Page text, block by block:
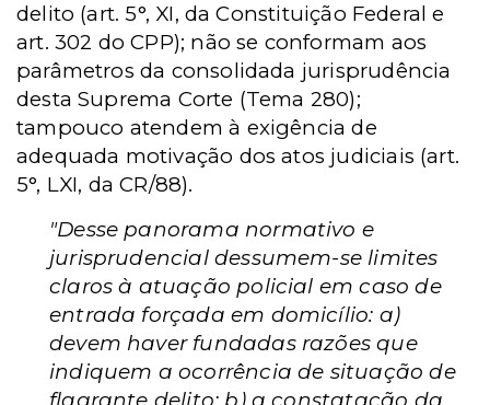
delito (art. 5°, XI, da Constituição Federal e
art. 302 do CPP); não se conformam aos
parâmetros da consolidada jurisprudência
desta Suprema Corte (Tema 280);
tampouco atendem à exigência de
adequada motivação dos atos judiciais (art.
5°, LXI, da CR/88).
"Desse panorama normativo e
jurisprudencial dessumem-se limites
claros à atuação policial em caso de
entrada forçada em domicílio: a)
devem haver fundadas razões que
indiquem a ocorrência de situação de